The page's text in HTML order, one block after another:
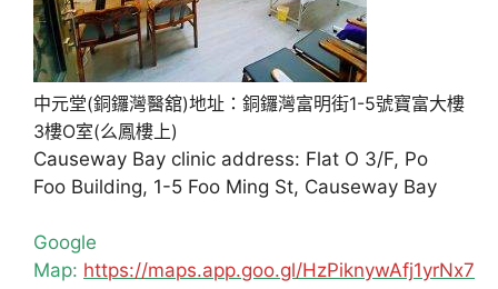
中元堂(銅鑼灣醫舘)地址：銅鑼灣富明街1-5號寶富大樓
3樓O室(么鳳樓上)
Causeway Bay clinic address: Flat O 3/F, Po
Foo Building, 1-5 Foo Ming St, Causeway Bay
Google
Map: https://maps.app.goo.gl/HzPiknywAfj1yrNx7